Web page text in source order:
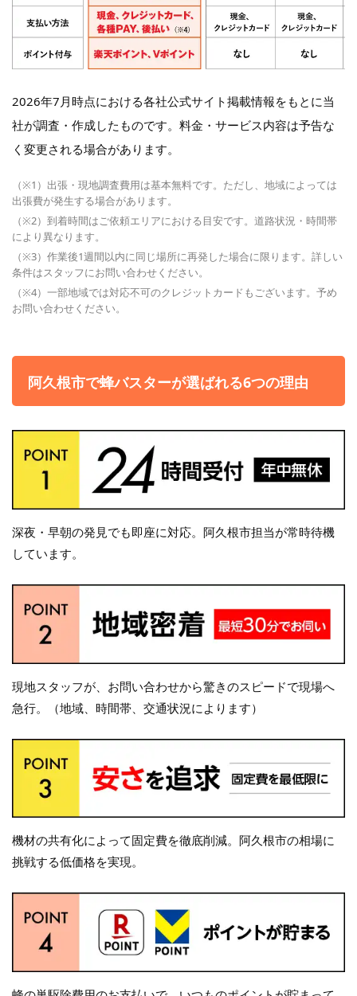
2026年7月時点における各社公式サイト掲載情報をもとに当
社が調査・作成したものです。料金・サービス内容は予告な
く変更される場合があります。
（※1）出張・現地調査費用は基本無料です。ただし、地域によっては
出張費が発生する場合があります。
（※2）到着時間はご依頼エリアにおける目安です。道路状況・時間帯
により異なります。
（※3）作業後1週間以内に同じ場所に再発した場合に限ります。詳しい
条件はスタッフにお問い合わせください。
（※4）一部地域では対応不可のクレジットカードもございます。予め
お問い合わせください。
阿久根市で蜂バスターが選ばれる6つの理由
深夜・早朝の発見でも即座に対応。阿久根市担当が常時待機
しています。
現地スタッフが、お問い合わせから驚きのスピードで現場へ
急行。（地域、時間帯、交通状況によります）
機材の共有化によって固定費を徹底削減。阿久根市の相場に
挑戦する低価格を実現。